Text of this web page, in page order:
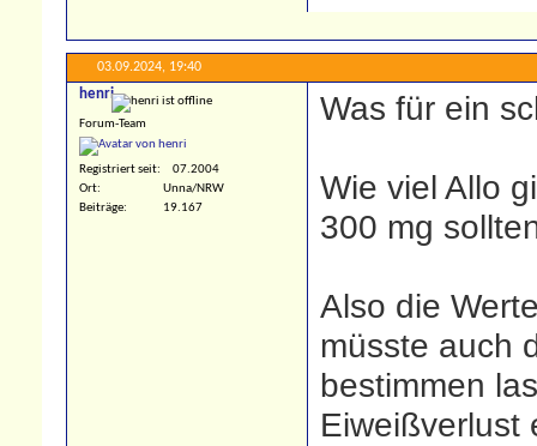
03.09.2024, 19:40
henri
Forum-Team
Registriert seit
07.2004
Ort
Unna/NRW
Beiträge
19.167
Was für ein
Wie viel Allo
300 mg
Also die
müsste auch
bestimmen
Eiweißverlust